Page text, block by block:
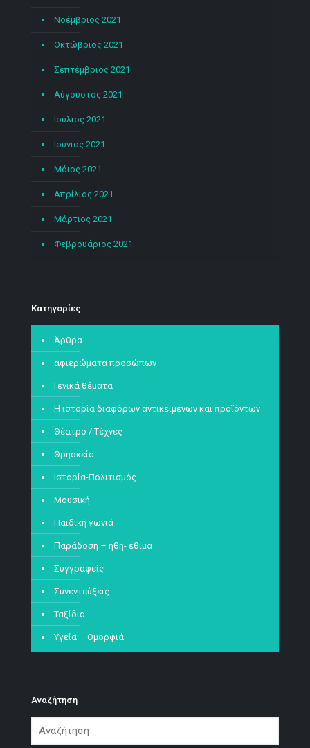
Νοέμβριος 2021
Οκτώβριος 2021
Σεπτέμβριος 2021
Αύγουστος 2021
Ιούλιος 2021
Ιούνιος 2021
Μάιος 2021
Απρίλιος 2021
Μάρτιος 2021
Φεβρουάριος 2021
Kατηγορίες
Άρθρα
αφιερώματα προσώπων
Γενικά θέματα
Η ιστορία διαφόρων αντικειμένων και προϊόντων
Θέατρο / Τέχνες
Θρησκεία
Ιστορία-Πολιτισμός
Μουσική
Παιδική γωνιά
Παράδοση – ήθη- έθιμα
Συγγραφείς
Συνεντεύξεις
Ταξίδια
Υγεία – Ομορφιά
Αναζήτηση